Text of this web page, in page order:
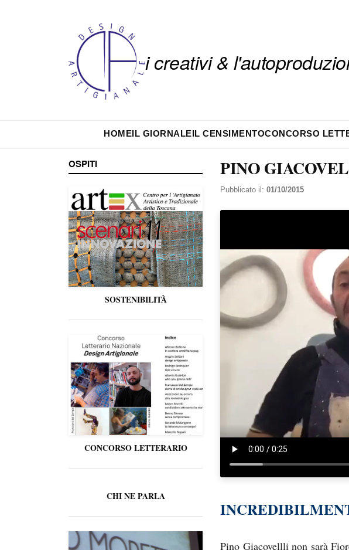
i creativi &
HOMEIL GIORNALEIL CENSIMENTOCONCORSO
OSPITI
SOSTENIBILITÀ
CONCORSO LETTERARIO
CHI NE PARLA
PINO
Pubblicato il:01/10/2015
Pino Giacovellli non sarà